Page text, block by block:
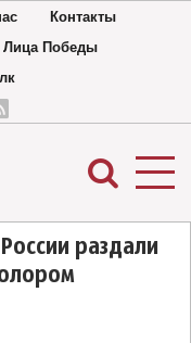
Контакты
Лица Победы
раздали